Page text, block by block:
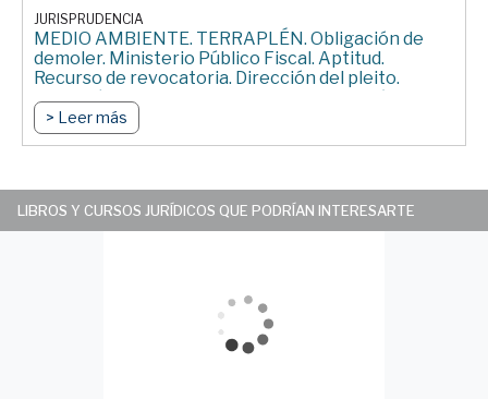
JURISPRUDENCIA
MEDIO AMBIENTE. TERRAPLÉN. Obligación de
demoler. Ministerio Público Fiscal. Aptitud.
Recurso de revocatoria. Dirección del pleito.
Ejecución de sentencia. Cosa juzgada. Carácter de
“erga omnes”. Ecosistema del Iberá. Instituto
Correntino del Agua y el Ambiente (I.C.A.A.)
02/03/2011
> Leer más
LIBROS Y CURSOS JURÍDICOS QUE PODRÍAN INTERESARTE